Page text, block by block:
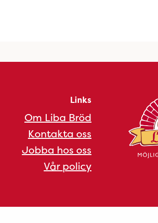
Links
Om Liba Bröd
Kontakta oss
Jobba hos oss
Vår policy